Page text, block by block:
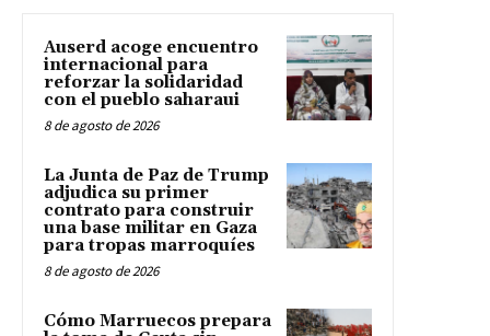
Auserd acoge encuentro
internacional para
reforzar la solidaridad
con el pueblo saharaui
8 de agosto de 2026
La Junta de Paz de Trump
adjudica su primer
contrato para construir
una base militar en Gaza
para tropas marroquíes
8 de agosto de 2026
Cómo Marruecos prepara